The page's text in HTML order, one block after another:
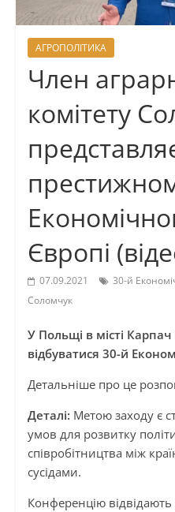
АГРОПОЛІТИКА
Член
комітету
Європі
07.09.2021 30-й
Соломчук
У Польщі в місті Карпач
відбуватися 30-й
Детальніше про це
Деталі: Метою заходу є
умов для розвитку
співробітництва між
сусідами.
Конференцію